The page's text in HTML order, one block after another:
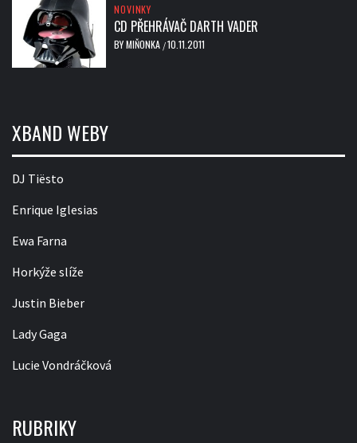
NOVINKY
CD PŘEHRÁVAČ DARTH VADER
BYMIŇONKA /10.11.2011
XBAND WEBY
DJ Tiësto
Enrique Iglesias
Ewa Farna
Horkýže slíže
Justin Bieber
Lady Gaga
Lucie Vondráčková
RUBRIKY